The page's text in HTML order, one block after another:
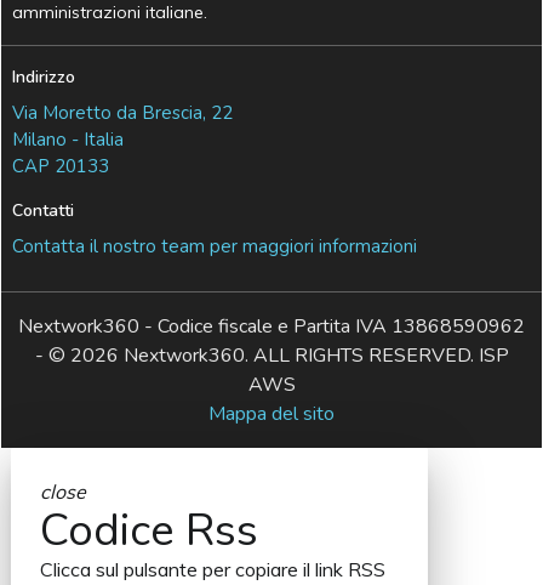
amministrazioni italiane.
Indirizzo
Via Moretto da Brescia, 22
Milano - Italia
CAP 20133
Contatti
Contatta il nostro team per maggiori informazioni
Nextwork360 - Codice fiscale e Partita IVA 13868590962
- © 2026 Nextwork360. ALL RIGHTS RESERVED. ISP
AWS
Mappa del sito
close
Codice Rss
Clicca sul pulsante per copiare il link RSS